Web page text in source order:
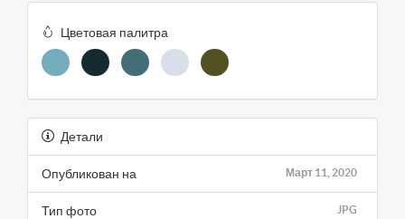
Цветовая палитра
Детали
Март 11, 2020
Опубликован на
JPG
Тип фото